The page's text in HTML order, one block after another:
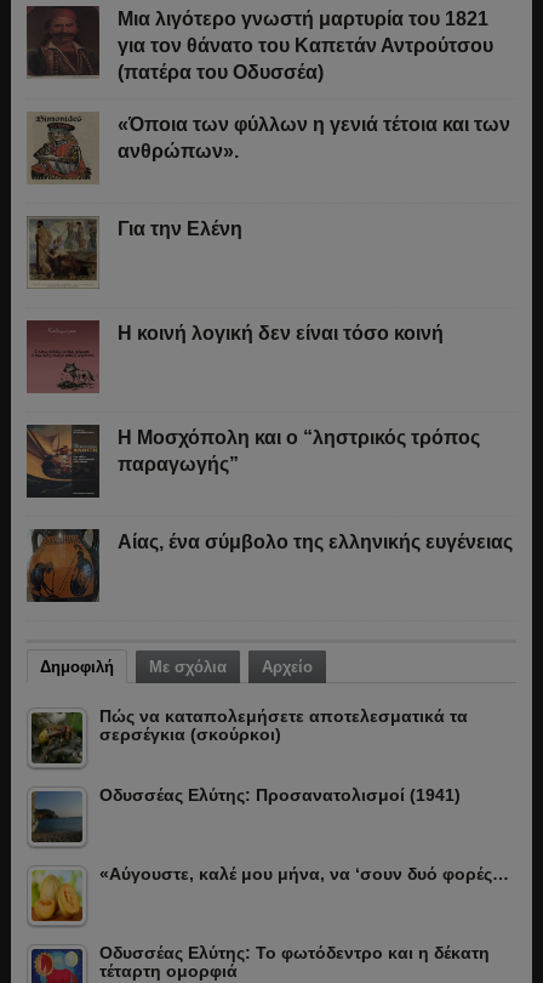
Μια λιγότερο γνωστή μαρτυρία του 1821
για τον θάνατο του Καπετάν Αντρούτσου
(πατέρα του Οδυσσέα)
«Όποια των φύλλων η γενιά τέτοια και των
ανθρώπων».
Για την Ελένη
Η κοινή λογική δεν είναι τόσο κοινή
Η Μοσχόπολη και ο “ληστρικός τρόπος
παραγωγής”
Αίας, ένα σύμβολο της ελληνικής ευγένειας
Δημοφιλή Με σχόλια Αρχείο
Πώς να καταπολεμήσετε αποτελεσματικά τα
σερσέγκια (σκούρκοι)
Οδυσσέας Ελύτης: Προσανατολισμοί (1941)
«Αύγουστε, καλέ μου μήνα, να ‘σουν δυό φορές…
Οδυσσέας Ελύτης: Το φωτόδεντρο και η δέκατη
τέταρτη ομορφιά